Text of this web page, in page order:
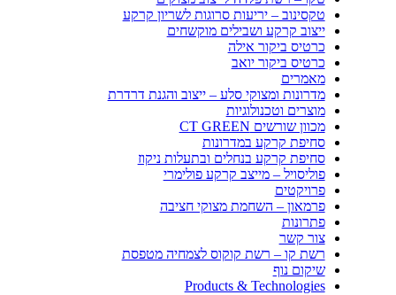
טקסינוב – יריעות סרוגות לשריון קרקע
ייצוב קרקע ושבילים מוקשחים
כרטיס ביקור אילה
כרטיס ביקור יואב
מאמרים
מדרונות ומצוקי סלע – ייצוב והגנת דרדרת
מוצרים וטכנולוגיות
מכוון שורשים CT GREEN
סחיפת קרקע במדרונות
סחיפת קרקע בנחלים ובתעלות ניקוז
פוליסויל – מייצב קרקע פולימרי
פרויקטים
פרמאון – השחמת מצוקי חציבה
פתרונות
צור קשר
רשת קו – רשת קוקוס לצמחיה מטפסת
שיקום נוף
Products & Technologies